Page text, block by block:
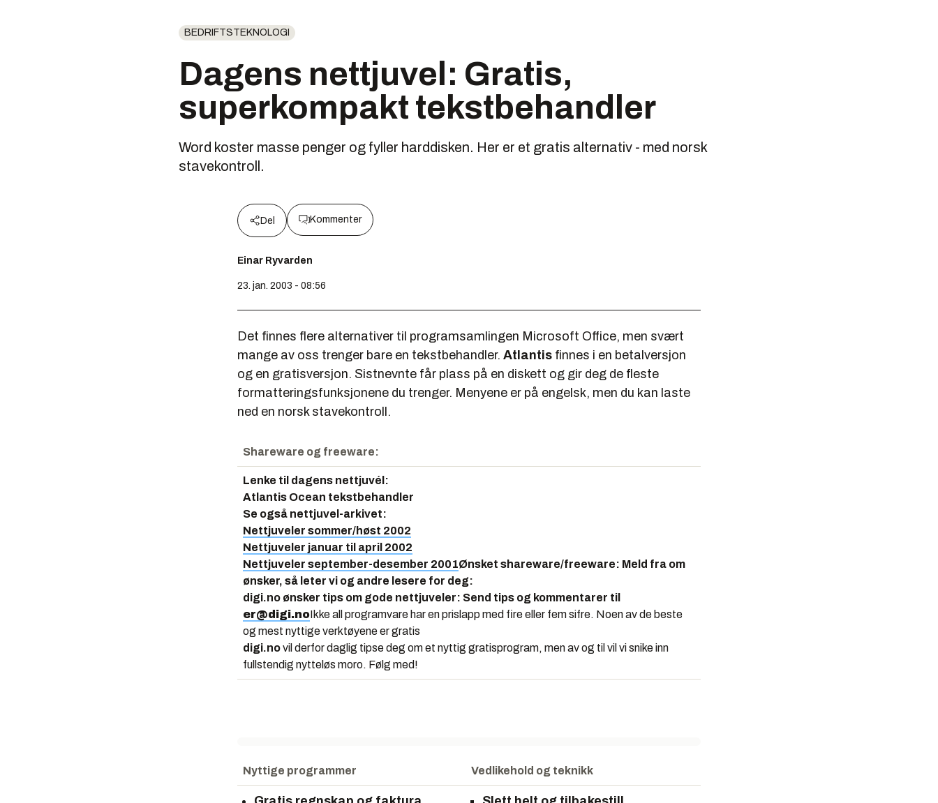
BEDRIFTSTEKNOLOGI
Dagens nettjuvel: Gratis,
superkompakt tekstbehandler
Word koster masse penger og fyller harddisken. Her er et gratis alternativ - med norsk
stavekontroll.
Del Kommenter
Einar Ryvarden
23. jan. 2003 - 08:56
Det finnes flere alternativer til programsamlingen Microsoft Office, men svært
mange av oss trenger bare en tekstbehandler. Atlantis finnes i en betalversjon
og en gratisversjon. Sistnevnte får plass på en diskett og gir deg de fleste
formatteringsfunksjonene du trenger. Menyene er på engelsk, men du kan laste
ned en norsk stavekontroll.
Shareware og freeware:
Lenke til dagens nettjuvél:
Atlantis Ocean tekstbehandler
Se også nettjuvel-arkivet:
Nettjuveler sommer/høst 2002
Nettjuveler januar til april 2002
Nettjuveler september-desember 2001Ønsket shareware/freeware: Meld fra om
ønsker, så leter vi og andre lesere for deg:
digi.no ønsker tips om gode nettjuveler: Send tips og kommentarer til
er@digi.noIkke all programvare har en prislapp med fire eller fem sifre. Noen av de beste
og mest nyttige verktøyene er gratis
digi.novil derfor daglig tipse deg om et nyttig gratisprogram, men av og til vil vi snike inn
fullstendig nytteløs moro. Følg med!
Nyttige programmer Vedlikehold og teknikk